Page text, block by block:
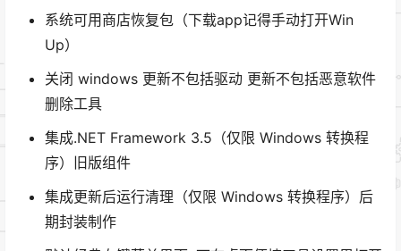
系统可用商店恢复包（下载app记得手动打开Win
Up）
关闭 windows 更新不包括驱动 更新不包括恶意软件
删除工具
集成.NET Framework 3.5（仅限 Windows 转换程
序）旧版组件
集成更新后运行清理（仅限 Windows 转换程序）后
期封装制作